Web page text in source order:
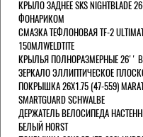
КРЫЛО ЗАДНЕЕ SKS NIGHTBLADE
ФОНАРИКОМ
СМАЗКА ТЕФЛОНОВАЯ TF-2
150МЛWELDTITE
КРЫЛЬЯ ПОЛНОРАЗМЕРНЫЕ 26''
ЗЕРКАЛО ЭЛЛИПТИЧЕСКОЕ
ПОКРЫШКА 26X1.75 (47-559)
SMARTGUARD SCHWALBE
ДЕРЖАТЕЛЬ ВЕЛОCИПЕДА
БЕЛЫЙ HORST